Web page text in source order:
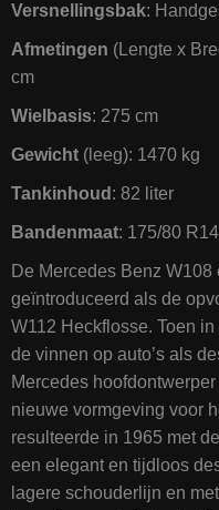
Versnellingsbak:
Afmetingen (Lengte x
cm
Wielbasis: 275 cm
Gewicht (leeg): 1470 kg
Tankinhoud : 82 liter
Bandenmaat: 175/80
De Mercedes Benz
geïntroduceerd als de
W112 Heckflosse. Toen
de vinnen op auto’s als
Mercedes
nieuwe vormgeving voor
resulteerde in 1965 met
een elegant en tijdloos
lagere schouderlijn en